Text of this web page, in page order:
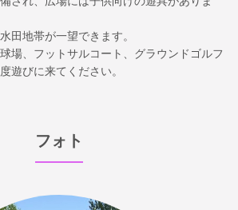
田地帯が一望できます。
場、フットサルコート、グラウンドゴルフ
遊びに来てください。
フォト